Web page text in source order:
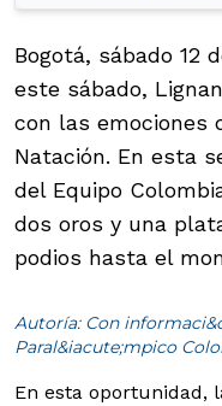
Bogotá, sábado 12
este sábado,
con las emociones
Natación. En esta
del Equipo
dos oros y una
podios hasta el
Autoría: Con
Paral&iacute;mpico
En esta oportunidad,